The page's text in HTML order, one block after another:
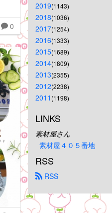
0
2019(1143)
2018(1036)
2017(1254)
2016(1333)
2015(1689)
2014(1809)
2013(2355)
2012(2238)
2011 (1198)
LINKS
素材屋さん
素材屋４０５番地
RSS
RSS